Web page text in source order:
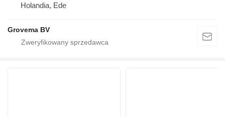
Holandia, Ede
Grovema BV